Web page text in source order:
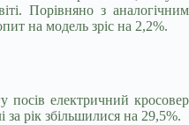
Порівняно з аналогічним
на модель зріс на 2,2%.
посів електричний кросовер
за рік збільшилися на 29,5%.